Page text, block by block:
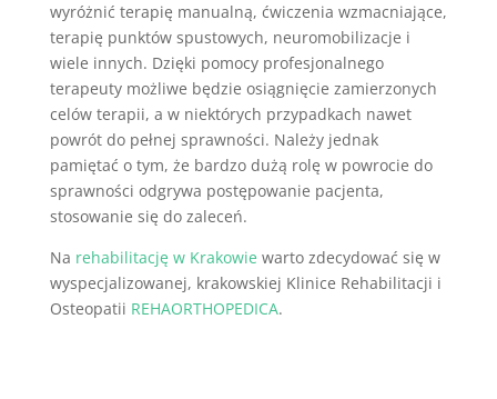
wyróżnić terapię manualną, ćwiczenia wzmacniające,
terapię punktów spustowych, neuromobilizacje i
wiele innych. Dzięki pomocy profesjonalnego
terapeuty możliwe będzie osiągnięcie zamierzonych
celów terapii, a w niektórych przypadkach nawet
powrót do pełnej sprawności. Należy jednak
pamiętać o tym, że bardzo dużą rolę w powrocie do
sprawności odgrywa postępowanie pacjenta,
stosowanie się do zaleceń.
Na rehabilitację w Krakowie warto zdecydować się w
wyspecjalizowanej, krakowskiej Klinice Rehabilitacji i
Osteopatii REHAORTHOPEDICA.